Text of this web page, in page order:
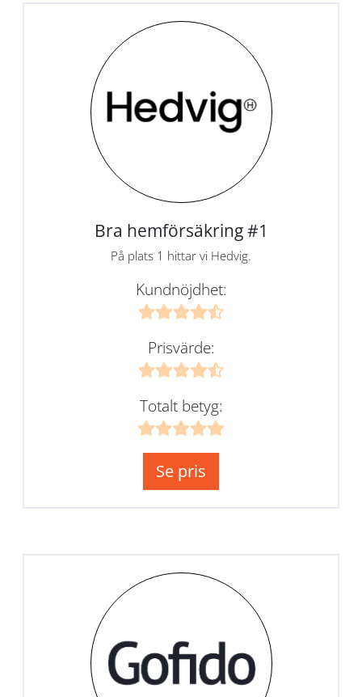
Bra hemförsäkring #1
På plats 1 hittar vi Hedvig.
Kundnöjdhet:
Prisvärde:
Totalt betyg:
Se pris